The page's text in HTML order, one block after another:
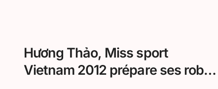
Hương Thảo, Miss sport
Vietnam 2012 prépare ses robes